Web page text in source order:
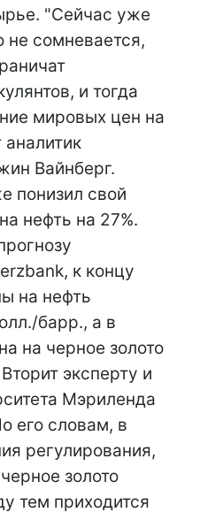
"Сейчас уже
не сомневается,
и тогда
мировых цен на
Вайнберг.
понизил свой
нефть на 27%.
к концу
на нефть
барр., а в
на черное золото
эксперту и
Мэриленда
его словам, в
регулирования,
золото
тем приходится